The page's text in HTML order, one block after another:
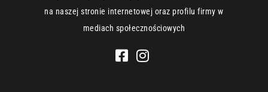
na naszej stronie internetowej oraz profilu firmy w
mediach społecznościowych